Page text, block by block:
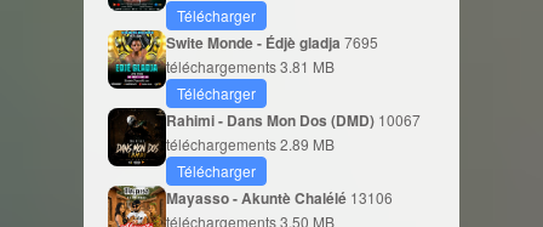
Télécharger
Swite Monde - Édjè gladja 7695
téléchargements3.81 MB
Télécharger
Rahimi - Dans Mon Dos (DMD) 10067
téléchargements2.89 MB
Télécharger
Mayasso - Akuntè Chalélé 13106
téléchargements3.50 MB